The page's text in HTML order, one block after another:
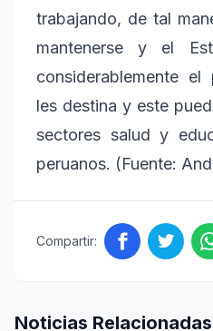
trabajando, de tal
mantenerse y el
considerablemente
les destina y este
sectores salud y
peruanos. (Fuente:
Compartir:
Noticias Relacionadas